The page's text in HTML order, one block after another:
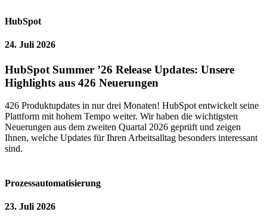
HubSpot
24. Juli 2026
HubSpot Summer ’26 Release Updates: Unsere
Highlights aus 426 Neuerungen
426 Produktupdates in nur drei Monaten! HubSpot entwickelt seine
Plattform mit hohem Tempo weiter. Wir haben die wichtigsten
Neuerungen aus dem zweiten Quartal 2026 geprüft und zeigen
Ihnen, welche Updates für Ihren Arbeitsalltag besonders interessant
sind.
Prozessautomatisierung
23. Juli 2026